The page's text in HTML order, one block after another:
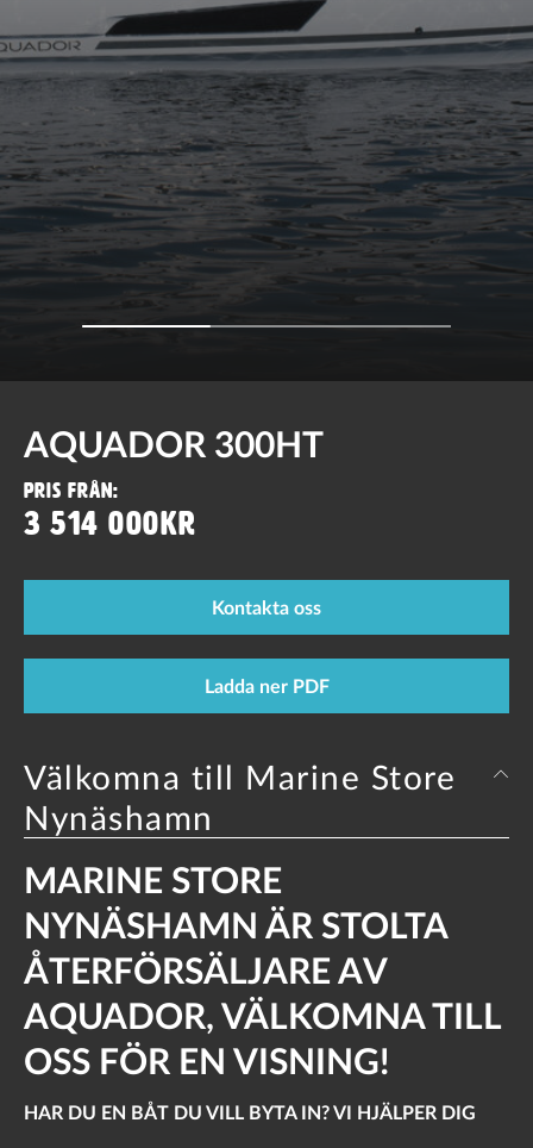
AQUADOR 300HT
Pris från:
3 514 000kr
Kontakta oss
Ladda ner PDF
Välkomna till Marine Store
Nynäshamn
MARINE STORE
NYNÄSHAMN ÄR STOLTA
ÅTERFÖRSÄLJARE AV
AQUADOR, VÄLKOMNA TILL
OSS FÖR EN VISNING!
HAR DU EN BÅT DU VILL BYTA IN? VI HJÄLPER DIG